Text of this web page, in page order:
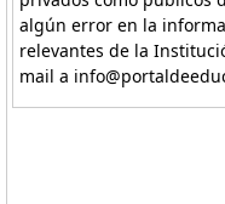
algún error en la
relevantes de la
mail a